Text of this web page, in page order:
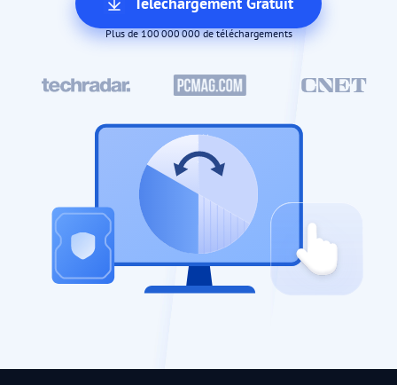
Plus de 100 000 000 de téléchargements